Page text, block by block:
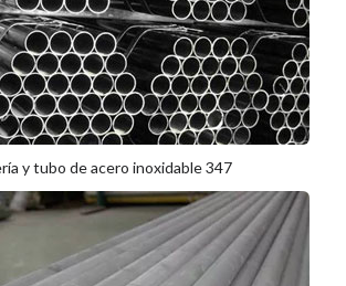
y tubo de acero inoxidable 347